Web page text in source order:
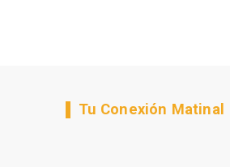
Tu Conexión Matinal